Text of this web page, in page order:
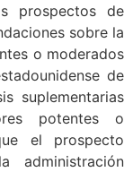
prospectos de
sobre la
o moderados
de
suplementarias
potentes o
el prospecto
administración